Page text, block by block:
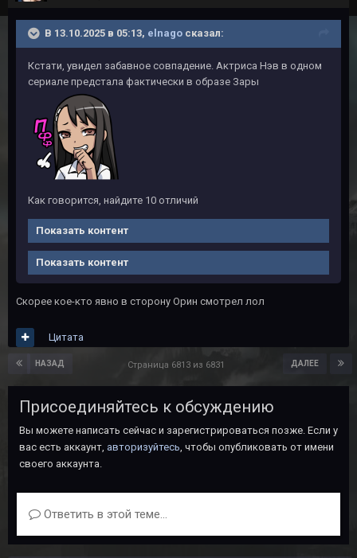
В 13.10.2025 в 05:13, elnago сказал:
Кстати, увидел забавное совпадение. Актриса Нэв в одном
сериале предстала фактически в образе Зары
Как говорится, найдите 10 отличий
Показать контент
Показать контент
Скорее кое-кто явно в сторону Орин смотрел лол
Цитата
НАЗАД ДАЛЕЕ
Страница 6813 из 6831
Присоединяйтесь к обсуждению
Вы можете написать сейчас и зарегистрироваться позже. Если у
вас есть аккаунт, авторизуйтесь, чтобы опубликовать от имени
своего аккаунта.
Ответить в этой теме...